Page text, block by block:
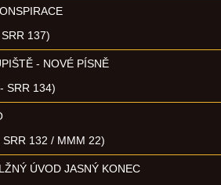
137)
- NOVÉ PÍSNĚ
SRR 134)
132 / MMM 22)
ÚVOD JASNÝ KONEC